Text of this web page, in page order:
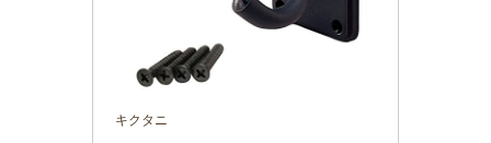
キクタニ